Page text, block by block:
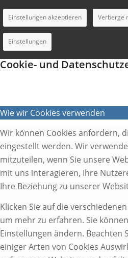
Einstellungen akzeptieren Verberge
Einstellungen
Cookie- und
Wie wir Cookies verwenden
Wir können Cookies anfordern,
eingestellt werden. Wir
mitzuteilen, wenn Sie unsere
mit uns interagieren, Ihre
Ihre Beziehung zu unserer
Klicken Sie auf die
um mehr zu erfahren. Sie
Einstellungen ändern. Beachten
einiger Arten von Cookies